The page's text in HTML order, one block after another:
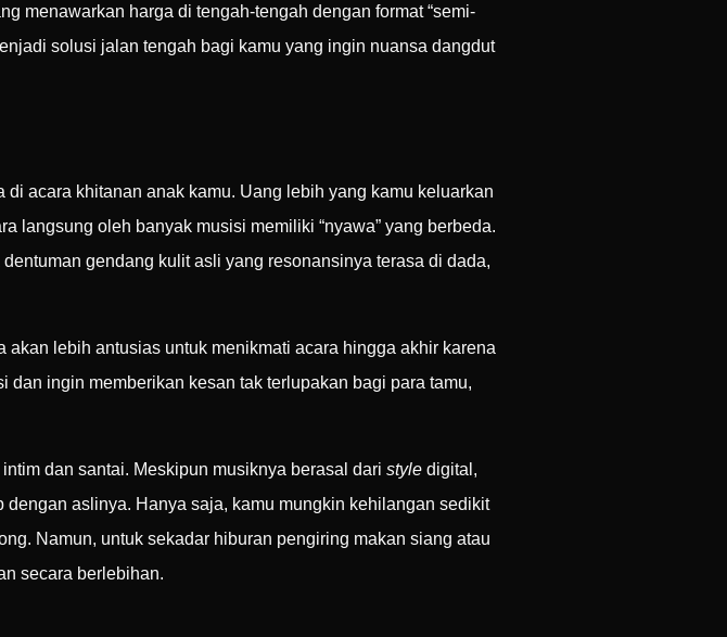
menawarkan harga di tengah-tengah dengan format “semi-
solusi jalan tengah bagi kamu yang ingin nuansa dangdut
acara khitanan anak kamu. Uang lebih yang kamu keluarkan
langsung oleh banyak musisi memiliki “nyawa” yang berbeda.
gendang kulit asli yang resonansinya terasa di dada,
lebih antusias untuk menikmati acara hingga akhir karena
ingin memberikan kesan tak terlupakan bagi para tamu,
dan santai. Meskipun musiknya berasal dari style digital,
aslinya. Hanya saja, kamu mungkin kehilangan sedikit
Namun, untuk sekadar hiburan pengiring makan siang atau
secara berlebihan.